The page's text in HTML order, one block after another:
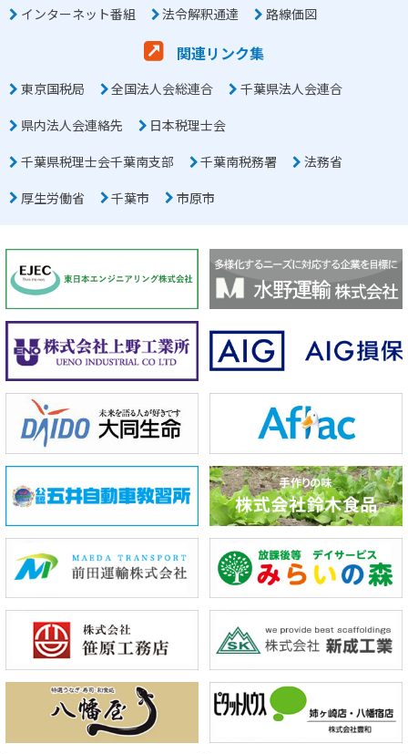
インターネット番組 法令解釈通達 路線価図
関連リンク集
東京国税局 全国法人会総連合
千葉県法人会連合
県内法人会連絡先
日本税理士会
千葉県税理士会千葉南支部
千葉南税務署
法務省
厚生労働省
千葉市 市原市